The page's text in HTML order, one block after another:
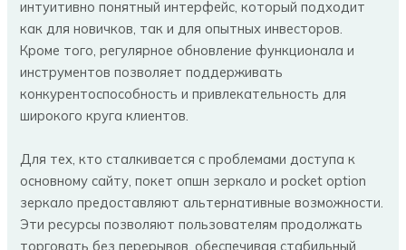
интуитивно понятный интерфейс, который подходит
как для новичков, так и для опытных инвесторов.
Кроме того, регулярное обновление функционала и
инструментов позволяет поддерживать
конкурентоспособность и привлекательность для
широкого круга клиентов.
Для тех, кто сталкивается с проблемами доступа к
основному сайту, покет опшн зеркало и pocket option
зеркало предоставляют альтернативные возможности.
Эти ресурсы позволяют пользователям продолжать
торговать без перерывов, обеспечивая стабильный